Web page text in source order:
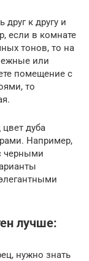
к другу и
если в комнате
тонов, то на
или
помещение с
то
дуба
Например,
черными
лучше:
нужно знать